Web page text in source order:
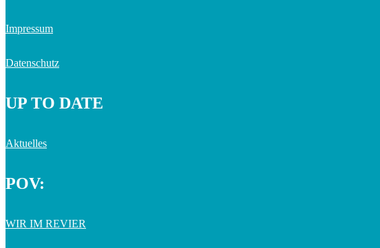
Impressum
Datenschutz
UP TO DATE
Aktuelles
POV:
WIR IM REVIER